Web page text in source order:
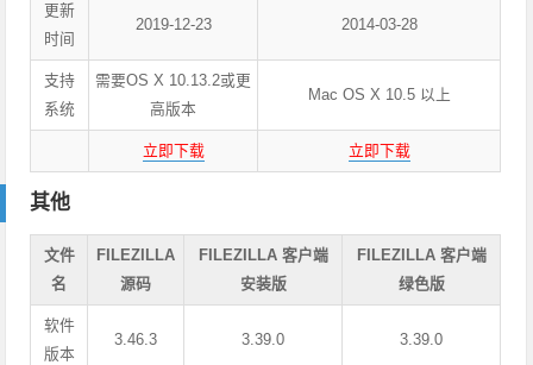
更新
时间
2019-12-23 2014-03-28
支持
系统
需要OS X 10.13.2或更
高版本
Mac OS X 10.5 以上
立即下载 立即下载
其他
文件
名
FILEZILLA
源码
FILEZILLA 客户端
安装版
FILEZILLA 客户端
绿色版
软件
版本
3.46.3 3.39.0 3.39.0